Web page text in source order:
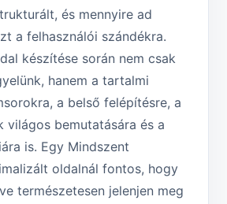
és mennyire ad
a felhasználói szándékra.
készítése során nem csak
hanem a tartalmi
a belső felépítésre, a
világos bemutatására és a
is. Egy Mindszent
oldalnál fontos, hogy
természetesen jelenjen meg